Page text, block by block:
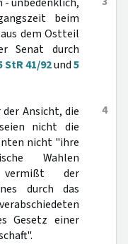
beim
dem Ostteil
Senat durch
StR 41/92und5
4
Ansicht, die
nicht die
nicht "ihre
Wahlen
vermißt der
durch das
Gesetz einer